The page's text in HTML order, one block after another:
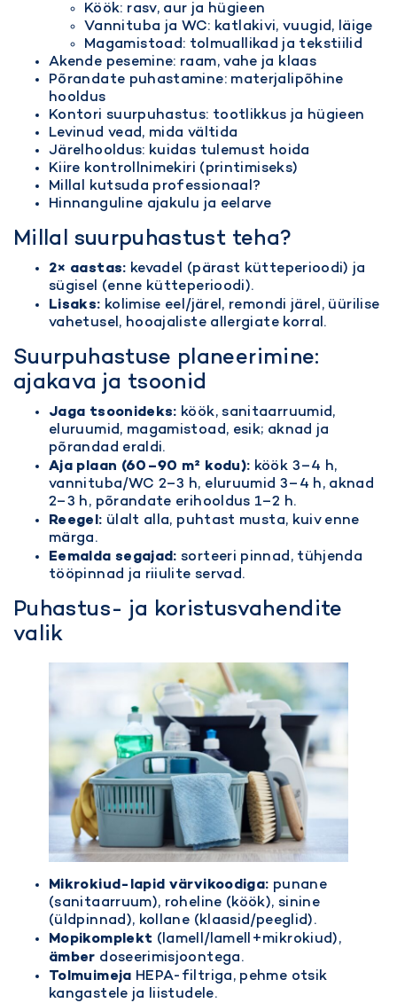
Köök: rasv, aur ja hügieen
Vannituba ja WC: katlakivi, vuugid, läige
Magamistoad: tolmuallikad ja tekstiilid
Akende pesemine: raam, vahe ja klaas
Põrandate puhastamine: materjalipõhine
hooldus
Kontori suurpuhastus: tootlikkus ja hügieen
Levinud vead, mida vältida
Järelhooldus: kuidas tulemust hoida
Kiire kontrollnimekiri (printimiseks)
Millal kutsuda professionaal?
Hinnanguline ajakulu ja eelarve
Millal suurpuhastust teha?
2× aastas: kevadel (pärast kütteperioodi) ja
sügisel (enne kütteperioodi).
Lisaks: kolimise eel/järel, remondi järel, üürilise
vahetusel, hooajaliste allergiate korral.
Suurpuhastuse planeerimine:
ajakava ja tsoonid
Jaga tsoonideks: köök, sanitaarruumid,
eluruumid, magamistoad, esik; aknad ja
põrandad eraldi.
Aja plaan (60–90 m² kodu): köök 3–4 h,
vannituba/WC 2–3 h, eluruumid 3–4 h, aknad
2–3 h, põrandate erihooldus 1–2 h.
Reegel: ülalt alla, puhtast musta, kuiv enne
märga.
Eemalda segajad: sorteeri pinnad, tühjenda
tööpinnad ja riiulite servad.
Puhastus- ja koristusvahendite
valik
Mikrokiud-lapid värvikoodiga: punane
(sanitaarruum), roheline (köök), sinine
(üldpinnad), kollane (klaasid/peeglid).
Mopikomplekt (lamell/lamell+mikrokiud),
ämber doseerimisjoontega.
Tolmuimeja HEPA-filtriga, pehme otsik
kangastele ja liistudele.